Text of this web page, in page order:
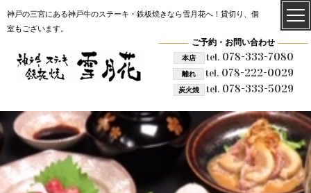
神戸の三宮にある神戸牛のステーキ・鉄板焼きなら雪月花へ！貸切り、個
室もございます。
ご予約・お問い合わせ
本店 tel.078-333-7080
離れ tel. 078-222-0029
炭火焼 tel.078-333-5029